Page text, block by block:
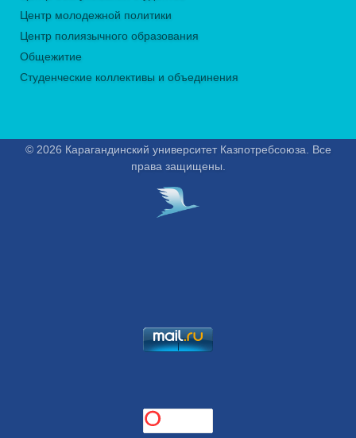
Центр молодежной политики
Центр полиязычного образования
Общежитие
Студенческие коллективы и объединения
© 2026 Карагандинский университет Казпотребсоюза. Все
права защищены.